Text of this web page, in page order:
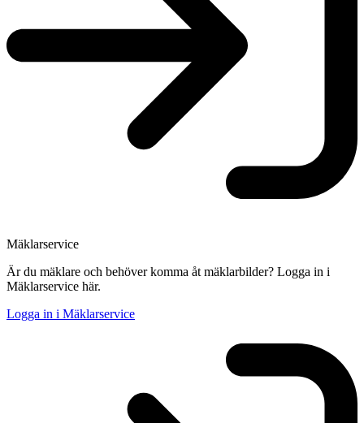
Mäklarservice
Är du mäklare och behöver komma åt mäklarbilder? Logga in i
Mäklarservice här.
Logga in i Mäklarservice